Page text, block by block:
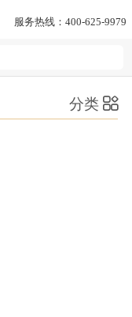
服务热线：400-625-9979
分类